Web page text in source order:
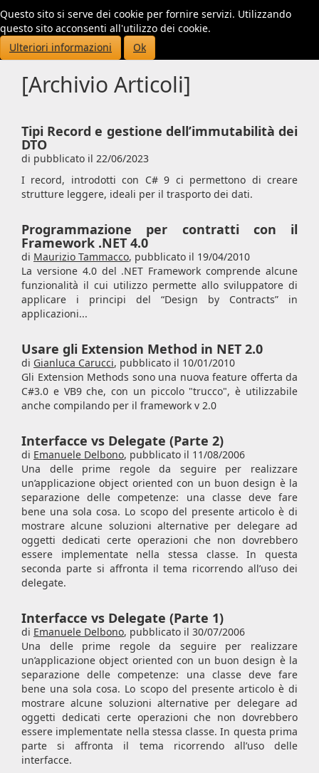
Questo sito si serve dei cookie per fornire servizi. Utilizzando
questo sito acconsenti all'utilizzo dei cookie.
Ulteriori informazioni
Ok
[Archivio Articoli]
Tipi Record e gestione dell’immutabilità dei
DTO
di pubblicato il 22/06/2023
I record, introdotti con C# 9 ci permettono di creare
strutture leggere, ideali per il trasporto dei dati.
Programmazione per contratti con il
Framework .NET 4.0
di Maurizio Tammacco, pubblicato il 19/04/2010
La versione 4.0 del .NET Framework comprende alcune
funzionalità il cui utilizzo permette allo sviluppatore di
applicare i principi del “Design by Contracts” in
applicazioni...
Usare gli Extension Method in NET 2.0
di Gianluca Carucci, pubblicato il 10/01/2010
Gli Extension Methods sono una nuova feature offerta da
C#3.0 e VB9 che, con un piccolo "trucco", è utilizzabile
anche compilando per il framework v 2.0
Interfacce vs Delegate (Parte 2)
di Emanuele Delbono, pubblicato il 11/08/2006
Una delle prime regole da seguire per realizzare
un’applicazione object oriented con un buon design è la
separazione delle competenze: una classe deve fare
bene una sola cosa. Lo scopo del presente articolo è di
mostrare alcune soluzioni alternative per delegare ad
oggetti dedicati certe operazioni che non dovrebbero
essere implementate nella stessa classe. In questa
seconda parte si affronta il tema ricorrendo all’uso dei
delegate.
Interfacce vs Delegate (Parte 1)
di Emanuele Delbono, pubblicato il 30/07/2006
Una delle prime regole da seguire per realizzare
un’applicazione object oriented con un buon design è la
separazione delle competenze: una classe deve fare
bene una sola cosa. Lo scopo del presente articolo è di
mostrare alcune soluzioni alternative per delegare ad
oggetti dedicati certe operazioni che non dovrebbero
essere implementate nella stessa classe. In questa prima
parte si affronta il tema ricorrendo all’uso delle
interfacce.